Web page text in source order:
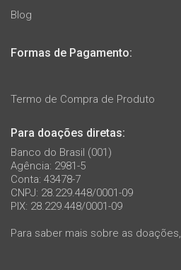
Blog
Formas de Pagamento:
Termo de Compra de Produto
Para doações diretas:
Banco do Brasil (001)
Agência: 2981-5
Conta: 43478-7
CNPJ: 28.229.448/0001-09
PIX: 28.229.448/0001-09
Para saber mais sobre as doações,